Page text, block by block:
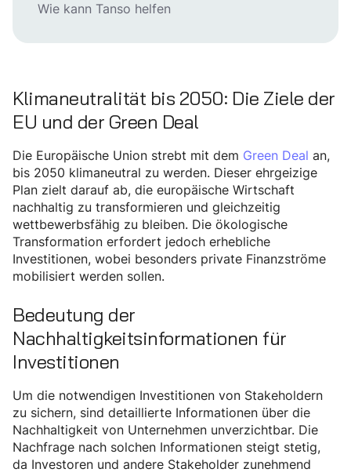
Wie kann Tanso helfen
Klimaneutralität bis 2050: Die Ziele der
EU und der Green Deal
Die Europäische Union strebt mit dem Green Deal an,
bis 2050 klimaneutral zu werden. Dieser ehrgeizige
Plan zielt darauf ab, die europäische Wirtschaft
nachhaltig zu transformieren und gleichzeitig
wettbewerbsfähig zu bleiben. Die ökologische
Transformation erfordert jedoch erhebliche
Investitionen, wobei besonders private Finanzströme
mobilisiert werden sollen.
Bedeutung der
Nachhaltigkeitsinformationen für
Investitionen
Um die notwendigen Investitionen von Stakeholdern
zu sichern, sind detaillierte Informationen über die
Nachhaltigkeit von Unternehmen unverzichtbar. Die
Nachfrage nach solchen Informationen steigt stetig,
da Investoren und andere Stakeholder zunehmend